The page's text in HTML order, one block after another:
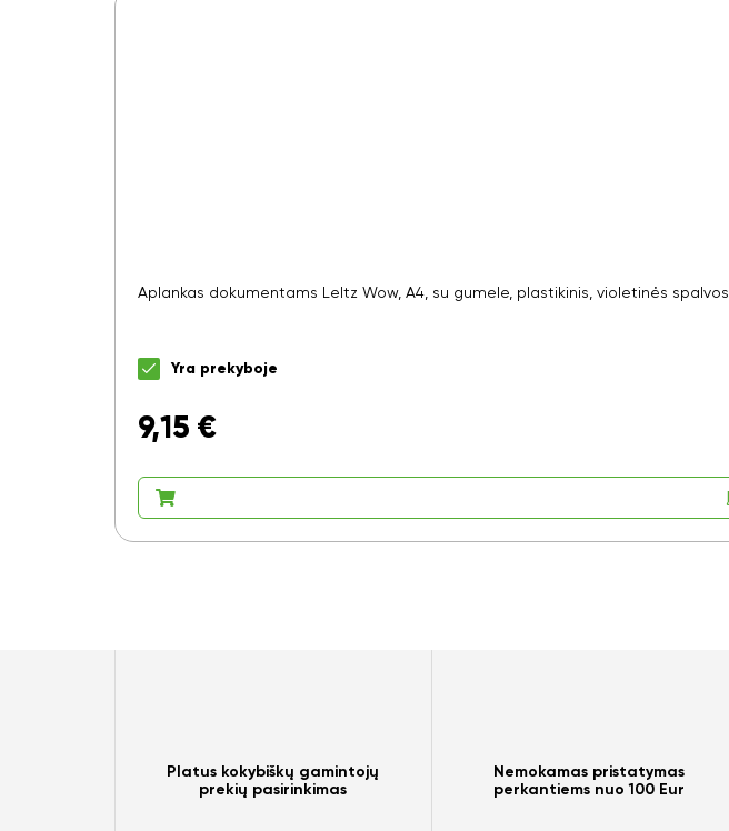
Aplankas dokumentams LeItz Wow, A4, su gumele, plastikinis, violetinės spalvos
Yra prekyboje
9,15 €
Platus kokybiškų gamintojų
prekių pasirinkimas
Nemokamas pristatymas
perkantiems nuo 100 Eur